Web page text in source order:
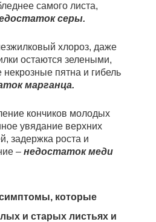
самого листа,
серы.
хлороз, даже
остаются зелеными,
пятна и гибель
марганца.
кончиков молодых
увядание верхних
задержка роста и
– недостаток меди
которые
и старых листьях и